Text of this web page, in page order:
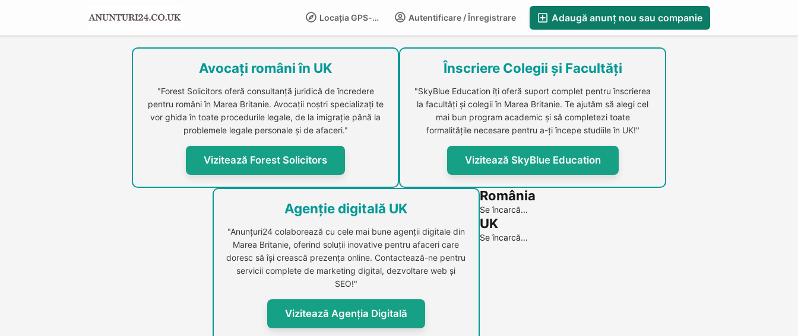
Adaugă anunț nou sau companie
Autentificare / Înregistrare
Locația GPS-LIFE
CompaniesS
Avocați români în UK
"Forest Solicitors oferă consultanță juridică de încredere
pentru români în Marea Britanie. Avocații noștri specializați te
vor ghida în toate procedurile legale, de la imigrație până la
problemele legale personale și de afaceri."
Vizitează Forest Solicitors
Înscriere Colegii și Facultăți
"SkyBlue Education îți oferă suport complet pentru înscrierea
la facultăți și colegii în Marea Britanie. Te ajutăm să alegi cel
mai bun program academic și să completezi toate
formalitățile necesare pentru a-ți începe studiile în UK!"
Vizitează SkyBlue Education
Agenție digitală UK
"Anunțuri24 colaborează cu cele mai bune agenții digitale din
Marea Britanie, oferind soluții inovative pentru afaceri care
doresc să își crească prezența online. Contactează-ne pentru
servicii complete de marketing digital, dezvoltare web și
SEO!"
Vizitează Agenția Digitală
România
Se încarcă...
UK
Se încarcă...